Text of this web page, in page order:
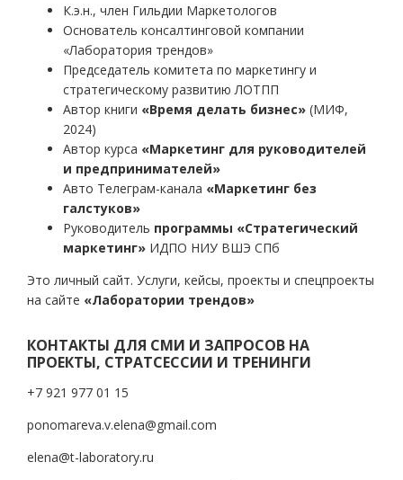
К.э.н., член Гильдии Маркетологов
Основатель консалтинговой компании
«Лаборатория трендов»
Председатель комитета по маркетингу и
стратегическому развитию ЛОТПП
Автор книги «Время делать бизнес» (МИФ,
2024)
Автор курса «Маркетинг для руководителей
и предпринимателей»
Авто Телеграм-канала «Маркетинг без
галстуков»
Руководитель программы «Стратегический
маркетинг» ИДПО НИУ ВШЭ СПб
Это личный сайт. Услуги, кейсы, проекты и спецпроекты
на сайте «Лаборатории трендов»
КОНТАКТЫ ДЛЯ СМИ И ЗАПРОСОВ НА
ПРОЕКТЫ, СТРАТСЕССИИ И ТРЕНИНГИ
+7 921 977 01 15
ponomareva.v.elena@gmail.com
elena@t-laboratory.ru